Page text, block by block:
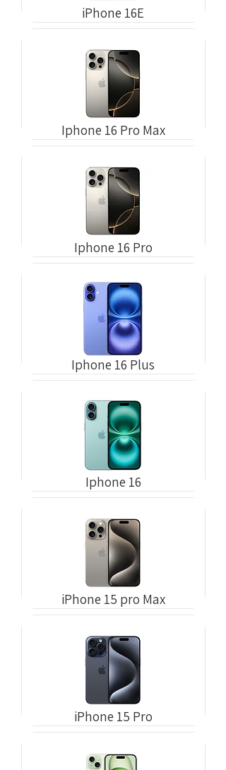
iPhone 16E
Iphone 16 Pro Max
Iphone 16 Pro
Iphone 16 Plus
Iphone 16
iPhone 15 pro Max
iPhone 15 Pro